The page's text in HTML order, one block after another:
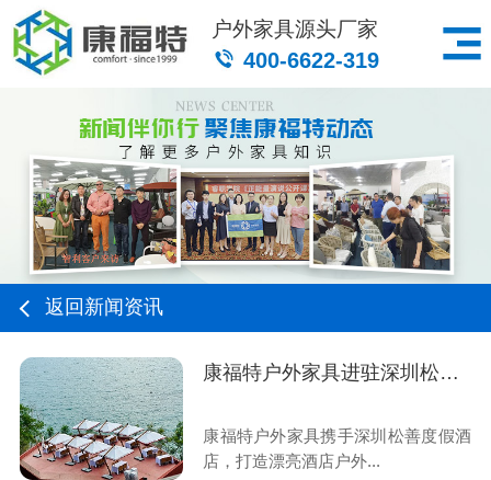
户外家具源头厂家
400-6622-319
返回新闻资讯
康福特户外家具进驻深圳松善度假酒店
康福特户外家具携手深圳松善度假酒
店，打造漂亮酒店户外...